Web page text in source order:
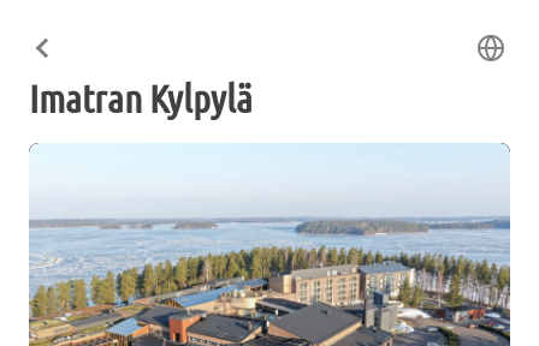
Imatran Kylpylä